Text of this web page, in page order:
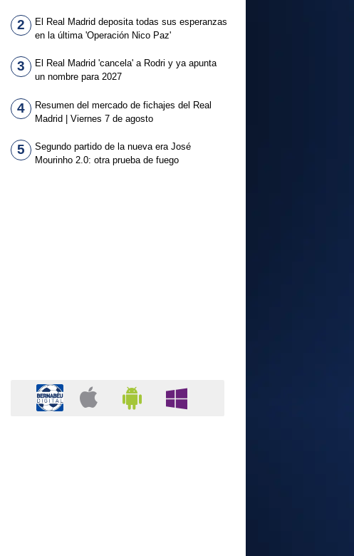
2
El Real Madrid deposita todas sus esperanzas
en la última 'Operación Nico Paz'
3
El Real Madrid 'cancela' a Rodri y ya apunta
un nombre para 2027
4
Resumen del mercado de fichajes del Real
Madrid | Viernes 7 de agosto
5
Segundo partido de la nueva era José
Mourinho 2.0: otra prueba de fuego